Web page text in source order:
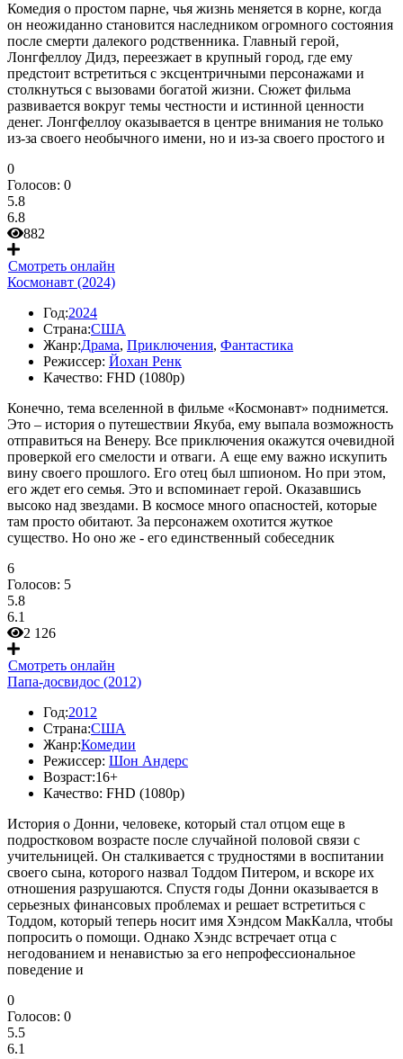
Комедия о простом парне, чья жизнь меняется в корне, когда
он неожиданно становится наследником огромного состояния
после смерти далекого родственника. Главный герой,
Лонгфеллоу Дидз, переезжает в крупный город, где ему
предстоит встретиться с эксцентричными персонажами и
столкнуться с вызовами богатой жизни. Сюжет фильма
развивается вокруг темы честности и истинной ценности
денег. Лонгфеллоу оказывается в центре внимания не только
из-за своего необычного имени, но и из-за своего простого и
0
Голосов: 0
5.8
6.8
882
Смотреть онлайн
Космонавт (2024)
Год:2024
Страна:США
Жанр:Драма, Приключения, Фантастика
Режиссер: Йохан Ренк
Качество: FHD (1080p)
Конечно, тема вселенной в фильме «Космонавт» поднимется.
Это – история о путешествии Якуба, ему выпала возможность
отправиться на Венеру. Все приключения окажутся очевидной
проверкой его смелости и отваги. А еще ему важно искупить
вину своего прошлого. Его отец был шпионом. Но при этом,
его ждет его семья. Это и вспоминает герой. Оказавшись
высоко над звездами. В космосе много опасностей, которые
там просто обитают. За персонажем охотится жуткое
существо. Но оно же - его единственный собеседник
6
Голосов: 5
5.8
6.1
2 126
Смотреть онлайн
Папа-досвидос (2012)
Год:2012
Страна:США
Жанр:Комедии
Режиссер: Шон Андерс
Возраст:16+
Качество: FHD (1080p)
История о Донни, человеке, который стал отцом еще в
подростковом возрасте после случайной половой связи с
учительницей. Он сталкивается с трудностями в воспитании
своего сына, которого назвал Тоддом Питером, и вскоре их
отношения разрушаются. Спустя годы Донни оказывается в
серьезных финансовых проблемах и решает встретиться с
Тоддом, который теперь носит имя Хэндсом МакКалла, чтобы
попросить о помощи. Однако Хэндс встречает отца с
негодованием и ненавистью за его непрофессиональное
поведение и
0
Голосов: 0
5.5
6.1